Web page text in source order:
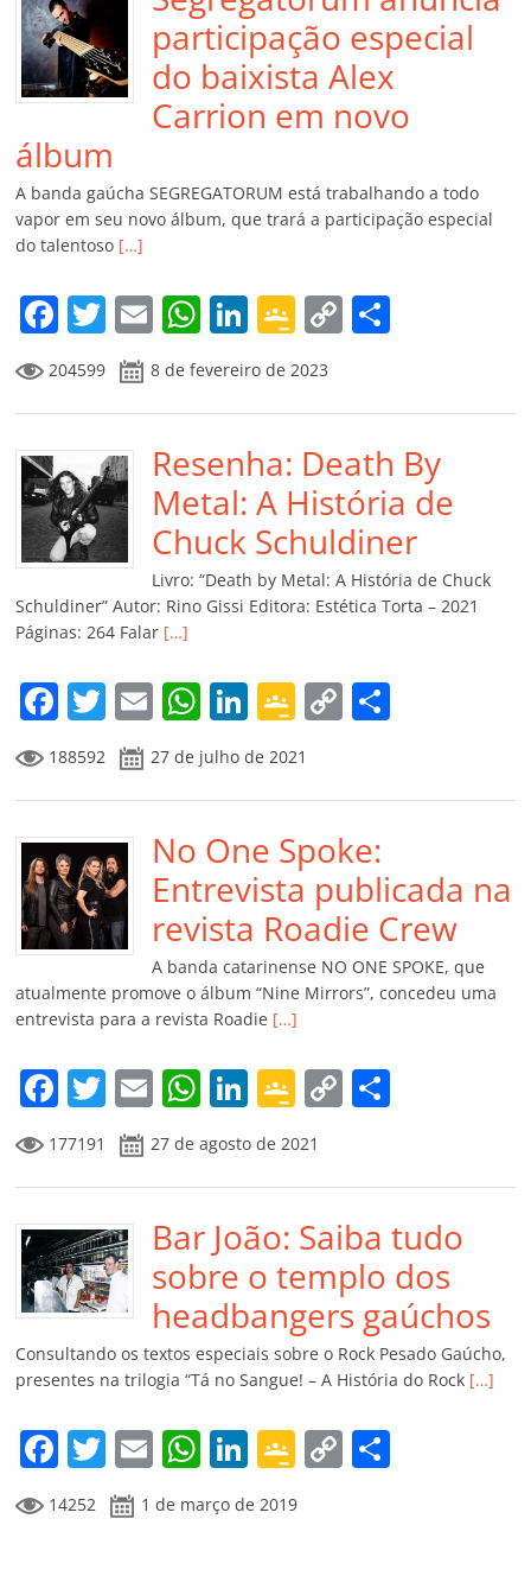
participação especial
do baixista Alex
Carrion em novo
álbum
A banda gaúcha SEGREGATORUM está trabalhando a todo
vapor em seu novo álbum, que trará a participação especial
do talentoso […]
F
a
c
e
b
o
o
k
T
w
itt
er
E
m
ai
l
W
at
s
A
p
p
Li
k
e
dI
n
G
o
o
gl
e
Cl
a
ss
ro
m
C
y
Li
n
k
p
ar
til
h
ar
204599 8 de fevereiro de 2023
Resenha: Death By
Metal: A História de
Chuck Schuldiner
Livro: “Death by Metal: A História de Chuck
Schuldiner” Autor: Rino Gissi Editora: Estética Torta – 2021
Páginas: 264 Falar […]
F
a
c
e
b
o
o
k
T
w
itt
er
E
m
ai
l
W
h
at
s
A
p
p
Li
n
k
e
dI
n
G
o
o
gl
e
Cl
a
ss
ro
o
m
C
y
Li
n
k
p
til
h
ar
188592 27 de julho de 2021
No One Spoke:
Entrevista publicada na
revista Roadie Crew
A banda catarinense NO ONE SPOKE, que
atualmente promove o álbum “Nine Mirrors”, concedeu uma
entrevista para a revista Roadie […]
F
a
c
e
b
o
o
k
T
w
itt
er
E
m
ai
l
W
at
s
A
p
p
Li
n
k
e
dI
n
G
o
o
gl
e
Cl
a
ss
ro
o
m
C
y
Li
n
k
p
ar
til
h
ar
177191 27 de agosto de 2021
Bar João: Saiba tudo
sobre o templo dos
headbangers gaúchos
Consultando os textos especiais sobre o Rock Pesado Gaúcho,
presentes na trilogia “Tá no Sangue! – A História do Rock […]
F
a
c
T
w
itt
E
m
ai
W
at
Li
n
k
G
o
o
C
14252 1 de março de 2019